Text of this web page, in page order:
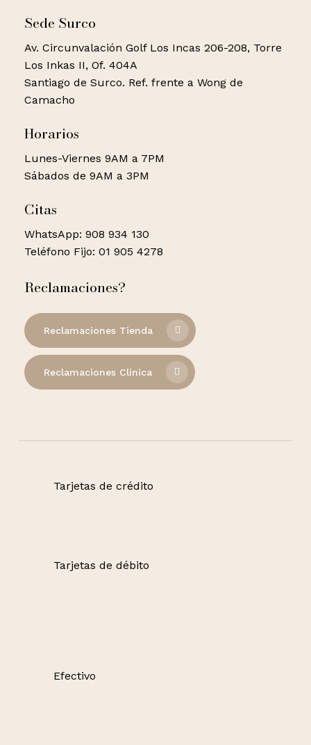
Sede Surco
Av. Circunvalación Golf Los Incas 206-208, Torre
Los Inkas II, Of. 404A
Santiago de Surco. Ref. frente a Wong de
Camacho
Horarios
Lunes-Viernes 9AM a 7PM
Sábados de 9AM a 3PM
Citas
WhatsApp: 908 934 130
Teléfono Fijo: 01 905 4278
Reclamaciones?
Reclamaciones Tienda
Reclamaciones Clínica
Tarjetas de crédito
Tarjetas de débito
Efectivo